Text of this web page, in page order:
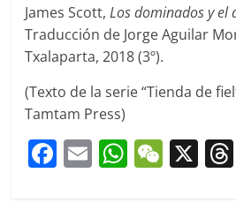
James Scott,Los dominados y el
Traducción de Jorge Aguilar
Txalaparta, 2018 (3º).
(Texto de la serie “Tienda de
Tamtam Press)
F E W W X